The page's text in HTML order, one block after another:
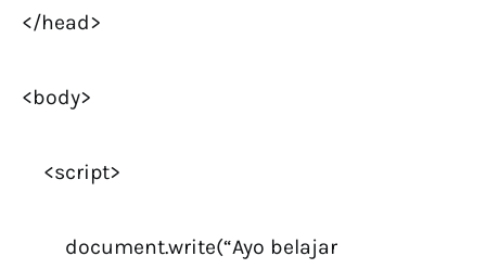
</head>
<body>
<script>
document.write(“Ayo belajar